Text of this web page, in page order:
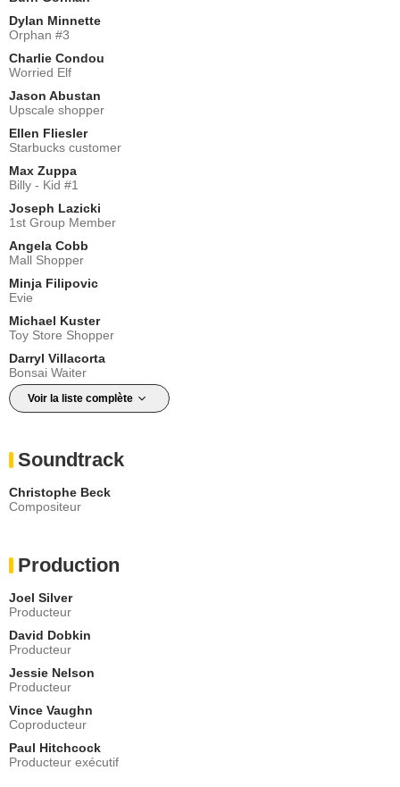
Dylan Minnette
Orphan #3
Charlie Condou
Worried Elf
Jason Abustan
Upscale shopper
Ellen Fliesler
Starbucks customer
Max Zuppa
Billy - Kid #1
Joseph Lazicki
1st Group Member
Angela Cobb
Mall Shopper
Minja Filipovic
Evie
Michael Kuster
Toy Store Shopper
Darryl Villacorta
Bonsai Waiter
Voir la liste complète
Soundtrack
Christophe Beck
Compositeur
Production
Joel Silver
Producteur
David Dobkin
Producteur
Jessie Nelson
Producteur
Vince Vaughn
Coproducteur
Paul Hitchcock
Producteur exécutif